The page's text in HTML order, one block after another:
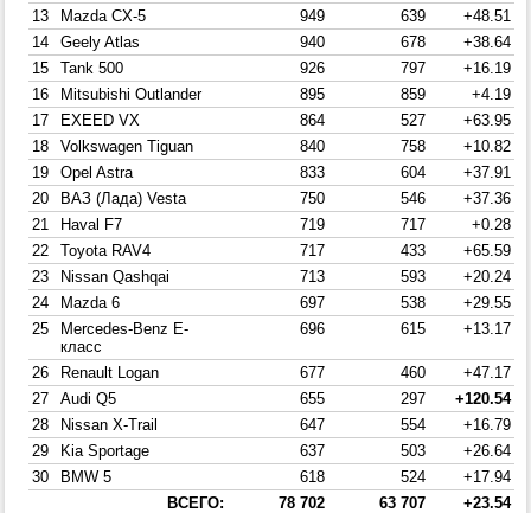
13
Mazda CX-5 949 639
+48.51
14
Geely Atlas 940 678
+38.64
15
Tank 500 926 797
+16.19
16
Mitsubishi Outlander 895 859
+4.19
17
EXEED VX 864 527
+63.95
18
Volkswagen Tiguan 840 758
+10.82
19
Opel Astra 833 604
+37.91
20
ВАЗ (Лада) Vesta 750 546
+37.36
21
Haval F7 719 717
+0.28
22
Toyota RAV4 717 433
+65.59
23
Nissan Qashqai 713 593
+20.24
24
Mazda 6 697 538
+29.55
25
Mercedes-Benz E-
класс
696 615 +13.17
26 Renault Logan 677 460
+47.17
27
Audi Q5 655 297
+120.54
28
Nissan X-Trail 647 554
+16.79
29
Kia Sportage 637 503
+26.64
30
BMW 5 618 524
+17.94
ВСЕГО:
78 702 63 707 +23.54